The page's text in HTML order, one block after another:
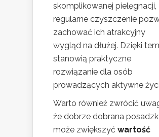
skomplikowanej pielęgnacji,
regularne czyszczenie
zachować ich atrakcyjny
wygląd na dłużej. Dzięki
stanowią praktyczne
rozwiązanie dla osób
prowadzących aktywne
Warto również zwrócić
że dobrze dobrana
może zwiększyć wartość